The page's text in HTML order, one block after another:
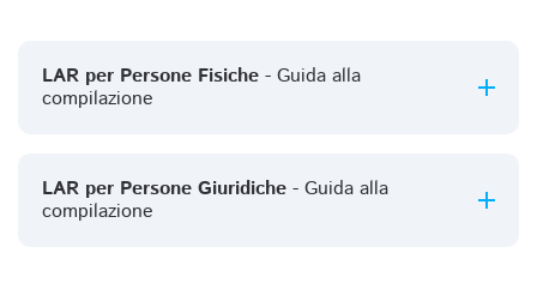
LAR per Persone Fisiche - Guida alla
compilazione
LAR per Persone Giuridiche - Guida alla
compilazione